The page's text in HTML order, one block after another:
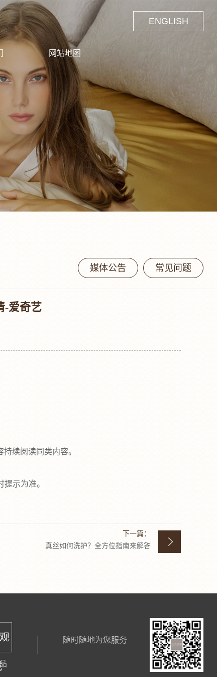
网站地图
ENGLISH
媒体公告 常见问题
-爱奇艺
续阅读同类内容。
示为准。
下一篇：
真丝如何洗护？全方位指南来解答
随时随地为您服务